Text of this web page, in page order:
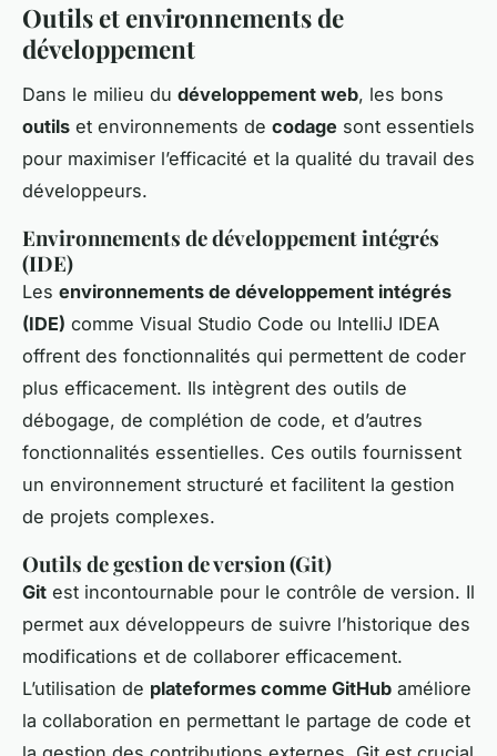
Outils et environnements de
développement
Dans le milieu du développement web, les bons
outils et environnements de codage sont essentiels
pour maximiser l’efficacité et la qualité du travail des
développeurs.
Environnements de développement intégrés
(IDE)
Les environnements de développement intégrés
(IDE) comme Visual Studio Code ou IntelliJ IDEA
offrent des fonctionnalités qui permettent de coder
plus efficacement. Ils intègrent des outils de
débogage, de complétion de code, et d’autres
fonctionnalités essentielles. Ces outils fournissent
un environnement structuré et facilitent la gestion
de projets complexes.
Outils de gestion de version (Git)
Git est incontournable pour le contrôle de version. Il
permet aux développeurs de suivre l’historique des
modifications et de collaborer efficacement.
L’utilisation de plateformes comme GitHub améliore
la collaboration en permettant le partage de code et